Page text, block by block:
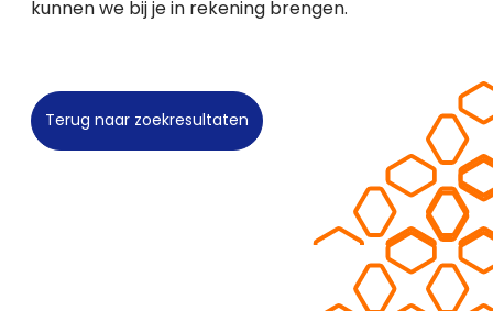
kunnen we bij je in rekening brengen.
Terug naar zoekresultaten